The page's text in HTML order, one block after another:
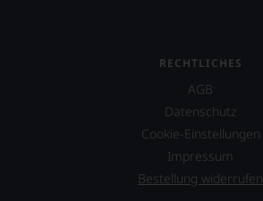
RECHTLICHES
AGB
Datenschutz
Cookie-Einstellungen
Impressum
Bestellung widerrufen